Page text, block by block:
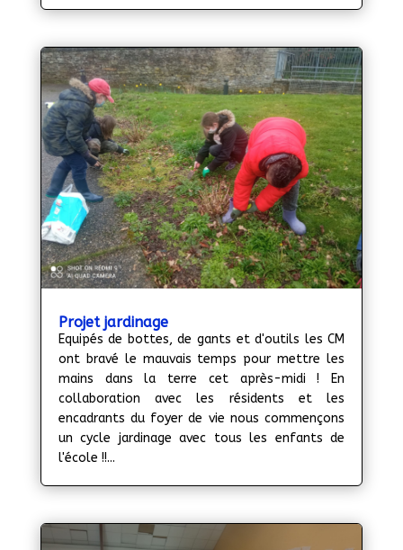
Projet jardinage
Equipés de bottes, de gants et d'outils les CM
ont bravé le mauvais temps pour mettre les
mains dans la terre cet après-midi ! En
collaboration avec les résidents et les
encadrants du foyer de vie nous commençons
un cycle jardinage avec tous les enfants de
l'école !!...